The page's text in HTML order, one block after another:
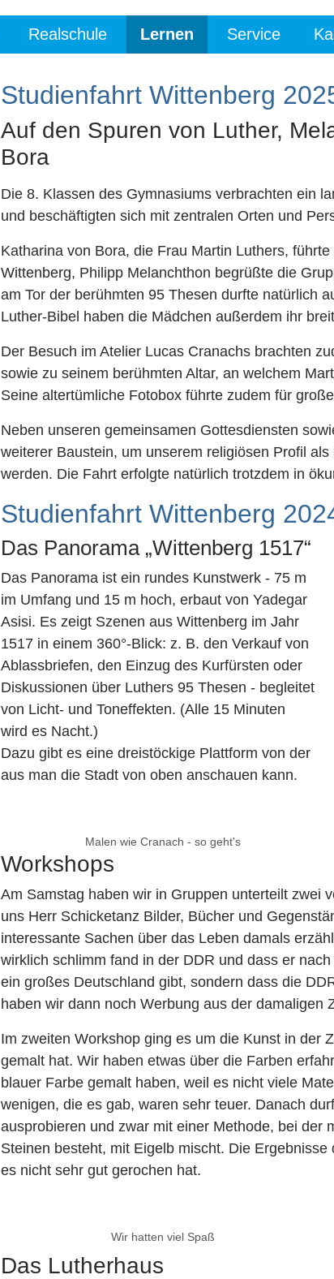
Realschule Lernen Service
Studienfahrt Wittenberg
Auf den Spuren von Luther,
Bora
Die 8. Klassen des Gymnasiums verbrachten ein
und beschäftigten sich mit zentralen Orten und
Katharina von Bora, die Frau Martin Luthers,
Wittenberg, Philipp Melanchthon begrüßte die
am Tor der berühmten 95 Thesen durfte natürlich
Luther-Bibel haben die Mädchen außerdem ihr
Der Besuch im Atelier Lucas Cranachs brachten
sowie zu seinem berühmten Altar, an welchem
Seine altertümliche Fotobox führte zudem für
Neben unseren gemeinsamen Gottesdiensten
weiterer Baustein, um unserem religiösen Profil
werden. Die Fahrt erfolgte natürlich trotzdem in
Studienfahrt Wittenberg
Das Panorama „Wittenberg 1517“
Das Panorama ist ein rundes Kunstwerk - 75 m
im Umfang und 15 m hoch, erbaut von Yadegar
Asisi. Es zeigt Szenen aus Wittenberg im Jahr
1517 in einem 360°-Blick: z. B. den Verkauf von
Ablassbriefen, den Einzug des Kurfürsten oder
Diskussionen über Luthers 95 Thesen - begleitet
von Licht- und Toneffekten. (Alle 15 Minuten
wird es Nacht.)
Dazu gibt es eine dreistöckige Plattform von der
aus man die Stadt von oben anschauen kann.
Malen wie Cranach - so geht's
Workshops
Am Samstag haben wir in Gruppen unterteilt zwei
uns Herr Schicketanz Bilder, Bücher und
interessante Sachen über das Leben damals
wirklich schlimm fand in der DDR und dass er
ein großes Deutschland gibt, sondern dass die
haben wir dann noch Werbung aus der damaligen
Im zweiten Workshop ging es um die Kunst in der
gemalt hat. Wir haben etwas über die Farben
blauer Farbe gemalt haben, weil es nicht viele
wenigen, die es gab, waren sehr teuer. Danach
ausprobieren und zwar mit einer Methode, bei der
Steinen besteht, mit Eigelb mischt. Die
es nicht sehr gut gerochen hat.
Wir hatten viel Spaß
Das Lutherhaus